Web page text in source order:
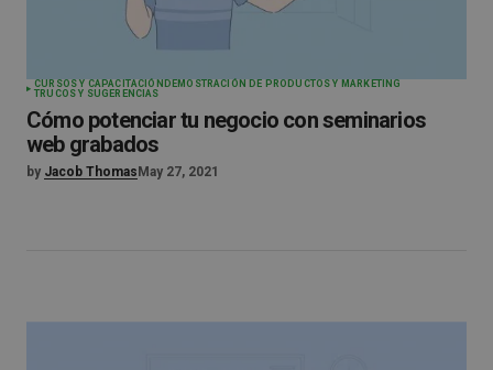
CURSOS Y CAPACITACIÓN DEMOSTRACIÓN DE PRODUCTOS Y MARKETING
TRUCOS Y SUGERENCIAS
Cómo potenciar tu negocio con seminarios
web grabados
by Jacob ThomasMay 27, 2021